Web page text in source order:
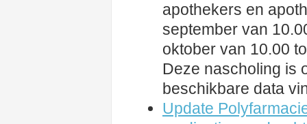
apothekers en
september van
oktober van 10.00
Deze nascholing is
beschikbare data
Update